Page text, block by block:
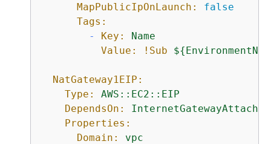
MapPublicIpOnLaunch:
false
Tags:
-
Key:
Name
Value:
!Sub ${
NatGateway1EIP:
Type:
AWS::EC2::EIP
DependsOn:
Properties:
Domain:
vpc